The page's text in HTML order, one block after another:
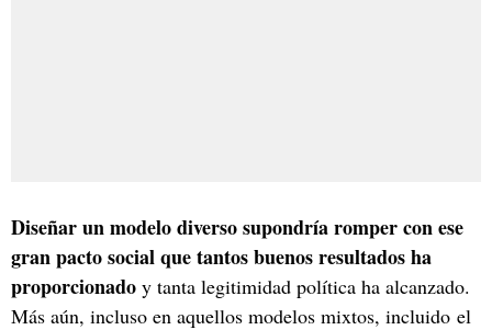
Diseñar un modelo diverso supondría romper con ese
gran pacto social que tantos buenos resultados ha
proporcionado y tanta legitimidad política ha alcanzado.
Más aún, incluso en aquellos modelos mixtos, incluido el